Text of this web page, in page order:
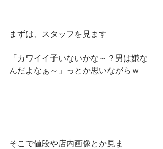
まずは、スタッフを見ます
「カワイイ子いないかな～？男は嫌な
んだよなぁ～」っとか思いながらｗ
そこで値段や店内画像とか見ま